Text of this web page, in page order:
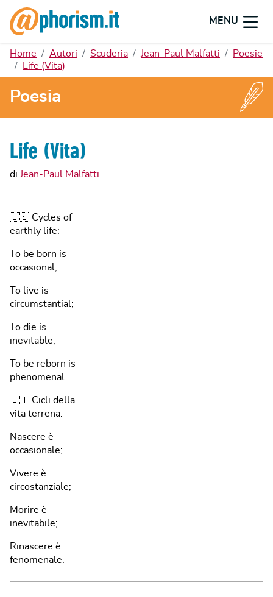
MENU
Home Autori Scuderia Jean-Paul Malfatti
Poesie
Life (Vita)
Poesia
Life (Vita)
di Jean-Paul Malfatti
🇺🇸 Cycles of
earthly life:
To be born is
occasional;
To live is
circumstantial;
To die is
inevitable;
To be reborn is
phenomenal.
🇮🇹 Cicli della
vita terrena:
Nascere è
occasionale;
Vivere è
circostanziale;
Morire è
inevitabile;
Rinascere è
fenomenale.